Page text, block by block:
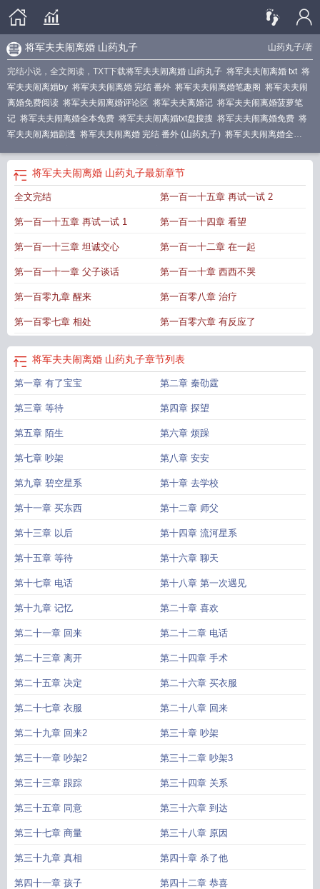
山药丸子/著
将军夫夫闹离婚 山药丸子
完结小说，全文阅读，TXT下载将军夫夫闹离婚 山药丸子 将军夫夫闹离婚 txt 将
军夫夫闹离婚by 将军夫夫闹离婚 完结 番外 将军夫夫闹离婚笔趣阁 将军夫夫闹
离婚免费阅读 将军夫夫闹离婚评论区 将军夫夫离婚记 将军夫夫闹离婚菠萝笔
记 将军夫夫闹离婚全本免费 将军夫夫闹离婚txt盘搜搜 将军夫夫闹离婚免费 将
军夫夫闹离婚剧透 将军夫夫闹离婚 完结 番外 (山药丸子) 将军夫夫闹离婚全
将军夫夫闹离婚 山药丸子最新章节
全文完结 第一百一十五章 再试一试 2
第一百一十五章 再试一试 1 第一百一十四章 看望
第一百一十三章 坦诚交心 第一百一十二章 在一起
第一百一十一章 父子谈话 第一百一十章 西西不哭
第一百零九章 醒来 第一百零八章 治疗
第一百零七章 相处 第一百零六章 有反应了
将军夫夫闹离婚 山药丸子章节列表
第一章 有了宝宝 第二章 秦劭霆
第三章 等待 第四章 探望
第五章 陌生 第六章 烦躁
第七章 吵架 第八章 安安
第九章 碧空星系 第十章 去学校
第十一章 买东西 第十二章 师父
第十三章 以后 第十四章 流河星系
第十五章 等待 第十六章 聊天
第十七章 电话 第十八章 第一次遇见
第十九章 记忆 第二十章 喜欢
第二十一章 回来 第二十二章 电话
第二十三章 离开 第二十四章 手术
第二十五章 决定 第二十六章 买衣服
第二十七章 衣服 第二十八章 回来
第二十九章 回来2 第三十章 吵架
第三十一章 吵架2 第三十二章 吵架3
第三十三章 跟踪 第三十四章 关系
第三十五章 同意 第三十六章 到达
第三十七章 商量 第三十八章 原因
第三十九章 真相 第四十章 杀了他
第四十一章 孩子 第四十二章 恭喜